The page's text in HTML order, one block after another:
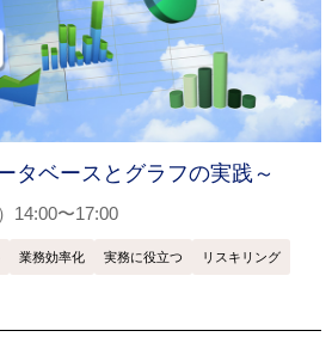
タベースとグラフの実践～
14:00〜17:00
業務効率化 実務に役立つ リスキリング